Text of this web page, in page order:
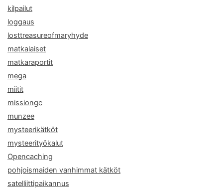
kilpailut
loggaus
losttreasureofmaryhyde
matkalaiset
matkaraportit
mega
miitit
missiongc
munzee
mysteerikätköt
mysteerityökalut
Opencaching
pohjoismaiden vanhimmat kätköt
satelliittipaikannus